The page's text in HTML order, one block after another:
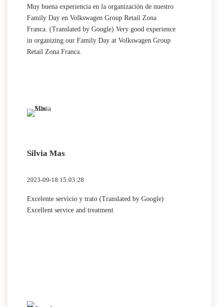
Muy buena experiencia en la organización de nuestro
Family Day en Volkswagen Group Retail Zona
Franca. (Translated by Google) Very good experience
in organizing our Family Day at Volkswagen Group
Retail Zona Franca.
Silvia Mas
2023-09-18 15:03:28
Excelente servicio y trato (Translated by Google)
Excellent service and treatment